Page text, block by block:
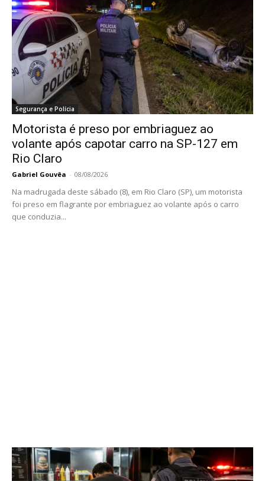
Segurança e Polícia
Motorista é preso por embriaguez ao
volante após capotar carro na SP-127 em
Rio Claro
Gabriel Gouvêa - 08/08/2026
Na madrugada deste sábado (8), em Rio Claro (SP), um motorista
foi preso em flagrante por embriaguez ao volante após o carro
que conduzia...